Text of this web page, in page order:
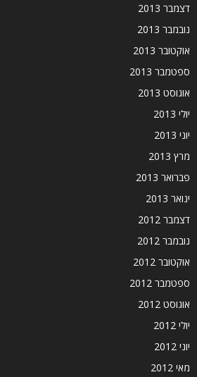
דצמבר 2013
נובמבר 2013
אוקטובר 2013
ספטמבר 2013
אוגוסט 2013
יולי 2013
יוני 2013
מרץ 2013
פברואר 2013
ינואר 2013
דצמבר 2012
נובמבר 2012
אוקטובר 2012
ספטמבר 2012
אוגוסט 2012
יולי 2012
יוני 2012
מאי 2012